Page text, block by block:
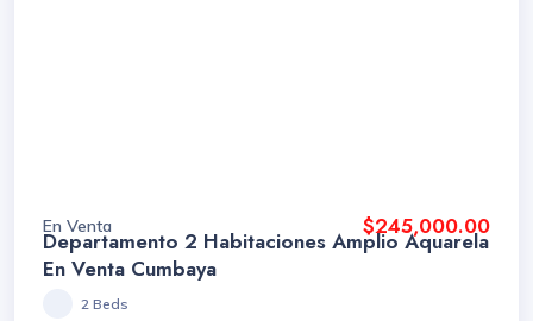
En Venta $245,000.00
Departamento 2 Habitaciones Amplio Aquarela
En Venta Cumbaya
2 Beds